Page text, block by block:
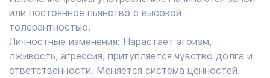
или постоянное пьянство с высокой
толерантностью.
Личностные изменения: Нарастает эгоизм,
лживость, агрессия, притупляется чувство долга и
ответственности. Меняется система ценностей.